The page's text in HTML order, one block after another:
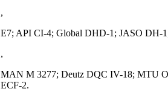
,
E7; API CI-4; Global DHD-1; JASO DH-
,
MAN M 3277; Deutz DQC IV-18; MTU
ECF-2.